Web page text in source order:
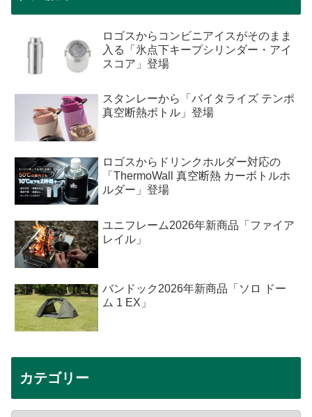
ロゴスからコンビニアイスがそのまま
入る「氷点下キープシリンダー・アイ
スコア」登場
スタンレーから「バイタライズ テンポ
真空断熱ボトル」登場
ロゴスからドリンクホルダー対応の
「ThermoWall 真空断熱 カーボトルホ
ルダー」登場
ユニフレーム2026年新商品「ファイア
レイル」
バンドック2026年新商品「ソロ ドー
ム 1 EX」
カテゴリー